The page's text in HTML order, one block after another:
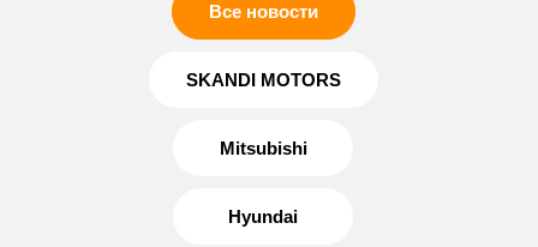
Все новости
SKANDI MOTORS
Mitsubishi
Hyundai